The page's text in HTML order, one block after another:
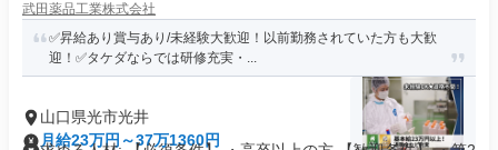
武田薬品工業株式会社
✅昇給あり賞与あり/未経験大歓迎！以前勤務されていた方も大歓
迎！✅タケダならでは研修充実・...
山口県光市光井
月給23万円～37万1360円